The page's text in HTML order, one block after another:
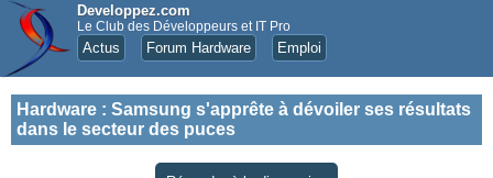
Developpez.com
Le Club des Développeurs et IT Pro
Actus Forum Hardware Emploi
Hardware : Samsung s'apprête à dévoiler ses résultats
dans le secteur des puces